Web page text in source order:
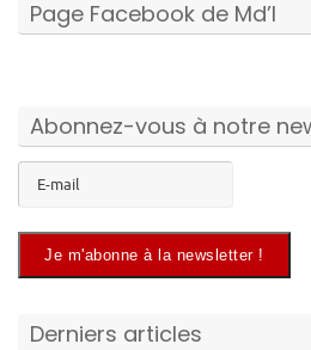
Page Facebook de Md’I
Abonnez-vous à notre
Derniers articles